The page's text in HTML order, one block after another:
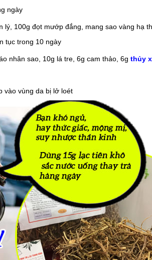
ngày
lý, 100g đọt mướp đắng, mang sao vàng hạ
tục trong 10 ngày
nhân sao, 10g lá tre, 6g cam thảo, 6g thủy
vào vùng da bị lở loét